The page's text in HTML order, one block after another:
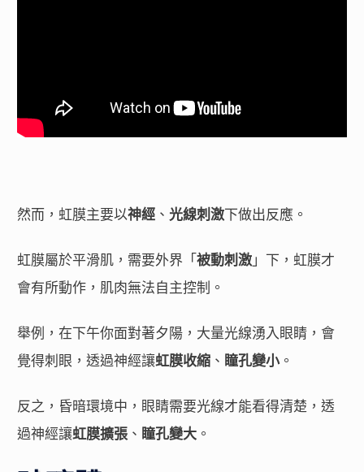
然而，虹膜主要以神經 、 光線刺激下做出反應。
虹膜屬於平滑肌，需要外界「 被動刺激 」下，虹膜才
會有所動作，肌肉無法自主控制。
舉例，在下午你面對著夕陽，大量光線湧入眼睛，會
覺得刺眼，透過神經讓虹膜收縮 、 瞳孔變小。
反之，昏暗環境中，眼睛需要光線才能看得清楚，透
過神經讓虹膜擴張 、 瞳孔變大 。